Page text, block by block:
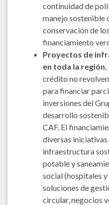
continuidad de
manejo sostenible
conservación de
financiamiento
Proyectos de
en toda la región.
crédito no
para financiar
inversiones del
desarrollo
CAF. El
diversas
infraestructura
potable y
social (hospitales
soluciones de
circular, negocios